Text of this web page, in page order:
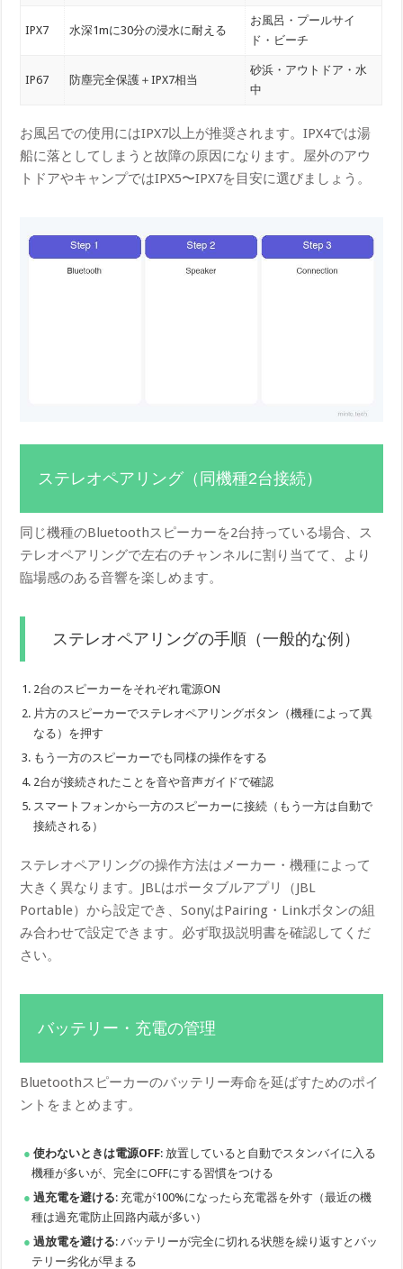
IPX7 水深1mに30分の浸水に耐える
お風呂・プールサイ
ド・ビーチ
IP67 防塵完全保護＋IPX7相当
砂浜・アウトドア・水
中
お風呂での使用にはIPX7以上が推奨されます。IPX4では湯
船に落としてしまうと故障の原因になります。屋外のアウ
トドアやキャンプではIPX5〜IPX7を目安に選びましょう。
ステレオペアリング（同機種2台接続）
同じ機種のBluetoothスピーカーを2台持っている場合、ス
テレオペアリングで左右のチャンネルに割り当てて、より
臨場感のある音響を楽しめます。
ステレオペアリングの手順（一般的な例）
2台のスピーカーをそれぞれ電源ON
片方のスピーカーでステレオペアリングボタン（機種によって異
なる）を押す
もう一方のスピーカーでも同様の操作をする
2台が接続されたことを音や音声ガイドで確認
スマートフォンから一方のスピーカーに接続（もう一方は自動で
接続される）
ステレオペアリングの操作方法はメーカー・機種によって
大きく異なります。JBLはポータブルアプリ（JBL
Portable）から設定でき、SonyはPairing・Linkボタンの組
み合わせで設定できます。必ず取扱説明書を確認してくだ
さい。
バッテリー・充電の管理
Bluetoothスピーカーのバッテリー寿命を延ばすためのポイ
ントをまとめます。
使わないときは電源OFF: 放置していると自動でスタンバイに入る
機種が多いが、完全にOFFにする習慣をつける
過充電を避ける: 充電が100%になったら充電器を外す（最近の機
種は過充電防止回路内蔵が多い）
過放電を避ける: バッテリーが完全に切れる状態を繰り返すとバッ
テリー劣化が早まる